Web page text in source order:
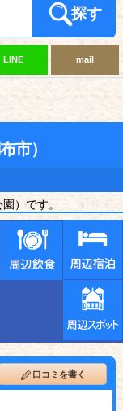
探す
LINE mail
市）
）です。
口コミを書く